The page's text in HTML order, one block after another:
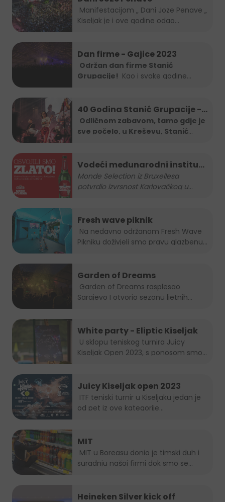
Kiseljak je i ove godine odao...
Dan firme - Gajice 2023
Održan dan firme Stanić
Grupacije!
40 Godina Stanić Grupacije -
koncert Severine
Odličnom zabavom, tamo gdje je
sve počelo, u Kreševu, Stanić
Vodeći međunarodni institut
za kvalitetu nagradio
Karlovačko zlatnom
Monde Selection iz Bruxellesa
potvrdio izvrsnost Karlovačkog u...
Fresh wave piknik
Pikniku doživjeli smo pravu glazbenu...
Garden of Dreams
Sarajevo I otvorio sezonu ljetnih...
White party - Eliptic Kiseljak
Kiseljak Open 2023, s ponosom smo...
Juicy Kiseljak open 2023
od pet iz ove kategorije...
MIT
suradnju našoj firmi dok smo se...
Heineken Silver kick off